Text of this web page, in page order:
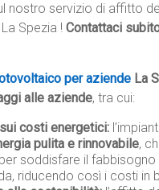
nostro servizio di affitto
Spezia !Contattaci
per aziende La
alle aziende, tra cui:
costi energetici:
pulita e rinnovabile,
soddisfare il
riducendo così i costi in